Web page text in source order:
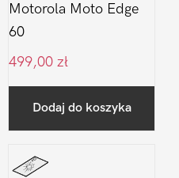
Motorola Moto Edge
60
499,00 zł
Dodaj do koszyka